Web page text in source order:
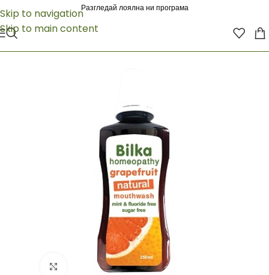
Skip to navigation
Skip to main content
Разгледай лоялна ни програма
Click to enlarge